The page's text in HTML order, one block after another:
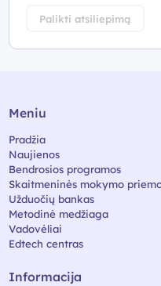
Palikti atsiliepimą
Meniu
Pradžia
Naujienos
Bendrosios programos
Skaitmeninės mokymo
Užduočių bankas
Metodinė medžiaga
Vadovėliai
Edtech centras
Informacija